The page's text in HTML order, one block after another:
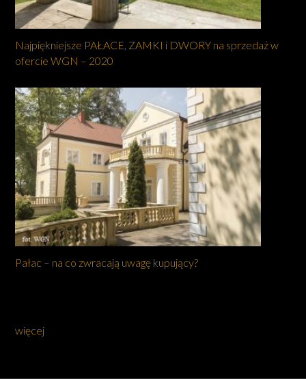
Najpiękniejsze PAŁACE, ZAMKI i DWORY na sprzedaż w
ofercie WGN – 2020
Pałac – na co zwracają uwagę kupujący?
więcej